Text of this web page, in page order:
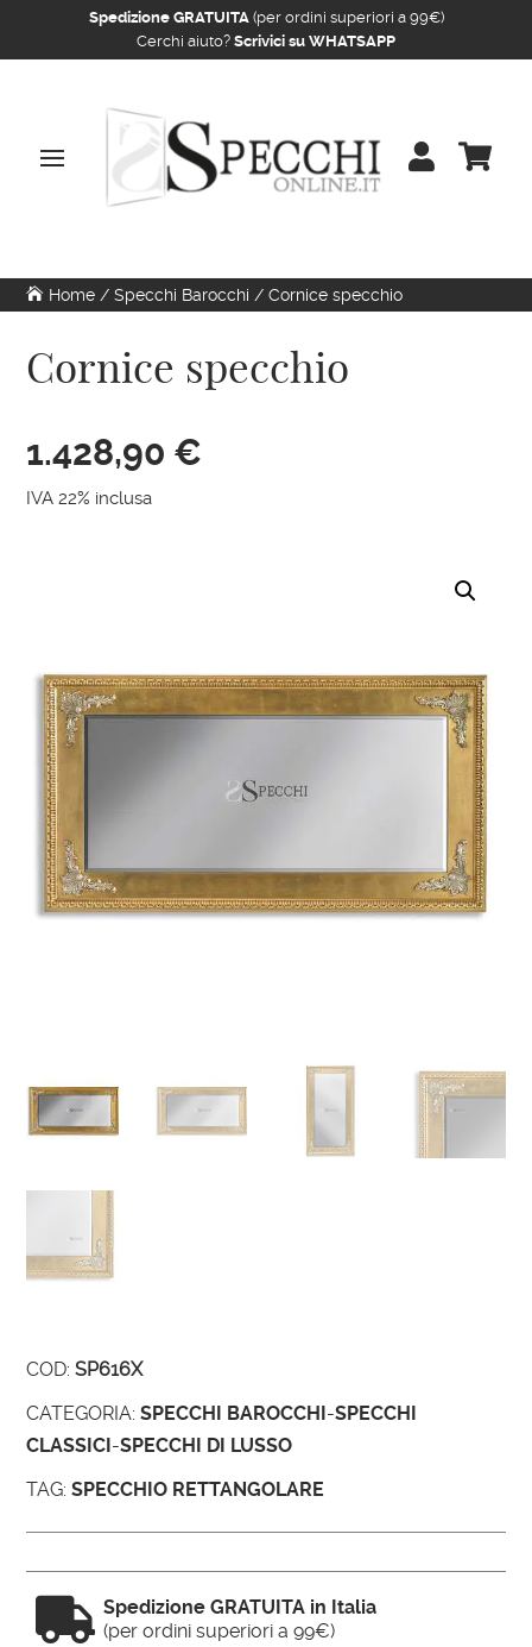
Spedizione GRATUITA(per ordini superiori a 99€)
Cerchi aiuto? Scrivici su WHATSAPP
 
Home /Specchi Barocchi / Cornice specchio
Cornice specchio
1.428,90 €
IVA 22% inclusa
COD:SP616X
CATEGORIA:SPECCHI BAROCCHI -SPECCHI
CLASSICI -SPECCHI DI LUSSO
TAG:SPECCHIO RETTANGOLARE
 Spedizione GRATUITA in Italia
(per ordini superiori a 99€)